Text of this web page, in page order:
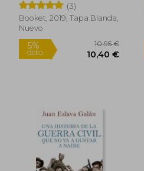
(3)
Booket, 2019, Tapa Blanda,
Nuevo